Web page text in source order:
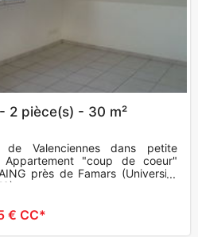
2 pièce(s) - 30 m²
Valenciennes dans petite
"coup de coeur"
près de Famars (Université
€ CC*